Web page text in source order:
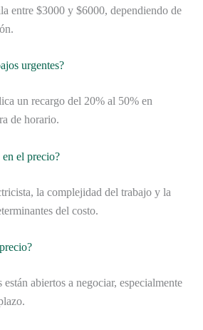
entre $3000 y $6000, dependiendo de
urgentes?
un recargo del 20% al 50% en
de horario.
el precio?
la complejidad del trabajo y la
del costo.
abiertos a negociar, especialmente